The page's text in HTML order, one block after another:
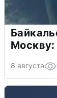
Москву:
8 августа